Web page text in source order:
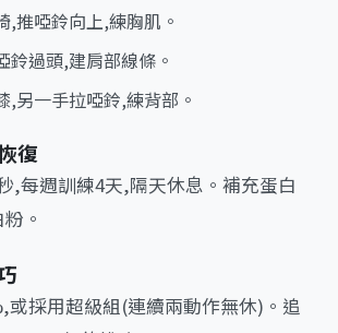
,推啞鈴向上,練胸肌。
鈴過頭,建肩部線條。
,另一手拉啞鈴,練背部。
復
,每週訓練4天,隔天休息。補充蛋白
。
或採用超級組(連續兩動作無休)。追